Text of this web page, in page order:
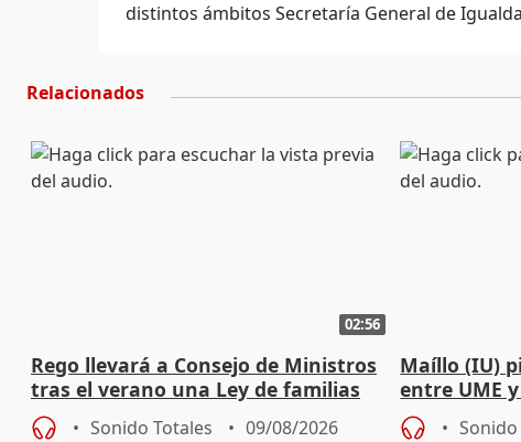
distintos ámbitos Secretaría General de
Relacionados
02:56
Rego llevará a Consejo de Ministros
tras el verano una Ley de familias
acogedoras
Sonido Totales 09/08/2026
Maíllo (IU)
entre UME